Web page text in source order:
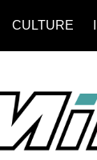
CULTURE